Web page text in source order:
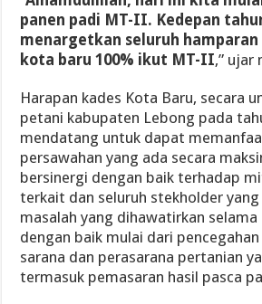
panen padi MT-II. Kedepan
menargetkan seluruh hamparan
kota baru 100% ikut MT-II,” ujar
Harapan kades Kota Baru, secara
petani kabupaten Lebong pada
mendatang untuk dapat
persawahan yang ada secara
bersinergi dengan baik terhadap
terkait dan seluruh stekholder
masalah yang dihawatirkan
dengan baik mulai dari
sarana dan perasarana pertanian
termasuk pemasaran hasil pasca